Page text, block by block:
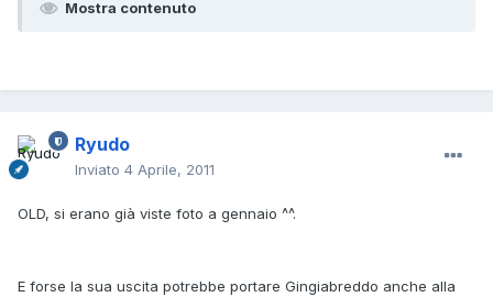
Mostra contenuto
Ryudo
Inviato 4 Aprile, 2011
OLD, si erano già viste foto a gennaio ^^.
E forse la sua uscita potrebbe portare Gingiabreddo anche alla